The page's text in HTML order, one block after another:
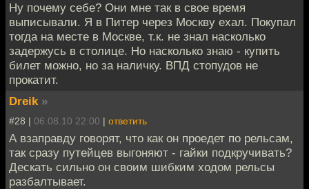
Ну почему себе? Они мне так в свое время
выписывали. Я в Питер через Москву ехал. Покупал
тогда на месте в Москве, т.к. не знал насколько
задержусь в столице. Но насколько знаю - купить
билет можно, но за наличку. ВПД стопудов не
прокатит.
Dreik »
#28 | 06.08.10 22:00 | ответить
А взаправду говорят, что как он проедет по рельсам,
так сразу путейцев выгоняют - гайки подкручивать?
Дескать сильно он своим шибким ходом рельсы
разбалтывает.